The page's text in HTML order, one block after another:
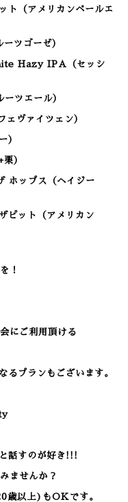
（アメリカンペールエ
ツゴーゼ）
Hazy IPA（セッシ
ツエール）
ヴァイツェン）
）
）
ホップス（ヘイジー
ピット（アメリカン
！
にご利用頂ける
プランもございます。
話すのが好き!!!
ませんか？
歳以上)もOKです。